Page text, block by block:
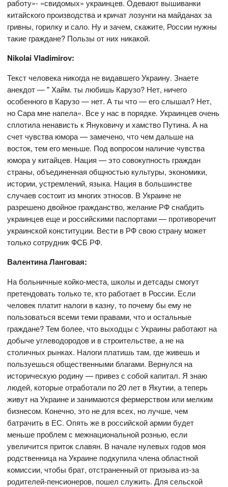
работу»- «свидомых» украинцев. Одевают вышиванки
китайского производства и кричат лозунги на майданах за
гривны, горилку и сало. Ну и зачем, скажите, России нужны
такие граждане? Пользы от них никакой.
Nikolai Vladimirov:
Текст человека никогда не видавшего Украину. Знаете
анекдот — " Хайм. ты любишь Карузо? Нет, ничего
особенного в Карузо — нет. А ты что — его слышал? Нет,
но Сара мне напела«. Все у нас в порядке. Украинцев очень
сплотила ненависть к Януковичу и хамство Путина. А на
счет чувства юмора — замечено, что чем дальше на
восток, тем его меньше. Под вопросом наличие чувства
юмора у китайцев. Нация — это совокупность граждан
страны, объединенная общностью культуры, экономики,
истории, устремлений, языка. Нация в большинстве
случаев состоит из многих этносов. В Украине не
разрешено двойное гражданство, желание РФ снабдить
украинцев еще и российскими паспортами — противоречит
украинской конституции. Вести в РФ свою страну может
только сотрудник ФСБ РФ.
Валентина Ланговая:
На больничные койко-места, школы и детсады смогут
претендовать только те, кто работает в России. Если
человек платит налоги в казну, то почему бы ему не
пользоваться всеми теми правами, что и остальные
граждане? Тем более, что выходцы с Украины работают на
добыче углеводородов и в строительстве, а не на
столичных рынках. Налоги платишь там, где живешь и
пользуешься общественными благами. Вернулся на
историческую родину — привез с собой капитал. Я знаю
людей, которые отработали по 20 лет в Якутии, а теперь
живут на Украине и занимаются фермерством или мелким
бизнесом. Конечно, это не для всех, но лучше, чем
батрачить в ЕС. Опять же в российской армии будет
меньше проблем с межнациональной рознью, если
увеличится приток славян. В начале нулевых годов моя
родственница на Украине подкупила члена областной
комиссии, чтобы брат, отстраненный от призыва из-за
родителей-пенсионеров, пошел служить. Для сельской